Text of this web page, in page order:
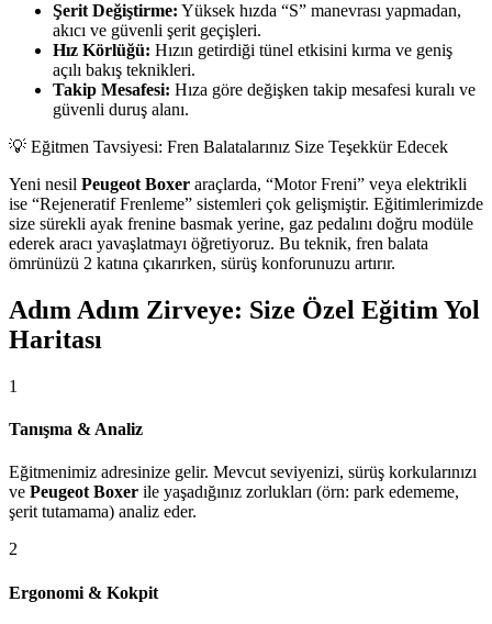
Şerit Değiştirme: Yüksek hızda “S” manevrası yapmadan,
akıcı ve güvenli şerit geçişleri.
Hız Körlüğü: Hızın getirdiği tünel etkisini kırma ve geniş
açılı bakış teknikleri.
Takip Mesafesi: Hıza göre değişken takip mesafesi kuralı ve
güvenli duruş alanı.
💡 Eğitmen Tavsiyesi: Fren Balatalarınız Size Teşekkür Edecek
Yeni nesil Peugeot Boxer araçlarda, “Motor Freni” veya elektrikli
ise “Rejeneratif Frenleme” sistemleri çok gelişmiştir. Eğitimlerimizde
size sürekli ayak frenine basmak yerine, gaz pedalını doğru modüle
ederek aracı yavaşlatmayı öğretiyoruz. Bu teknik, fren balata
ömrünüzü 2 katına çıkarırken, sürüş konforunuzu artırır.
Adım Adım Zirveye: Size Özel Eğitim Yol
Haritası
1
Tanışma & Analiz
Eğitmenimiz adresinize gelir. Mevcut seviyenizi, sürüş korkularınızı
ve Peugeot Boxer ile yaşadığınız zorlukları (örn: park edememe,
şerit tutamama) analiz eder.
2
Ergonomi & Kokpit